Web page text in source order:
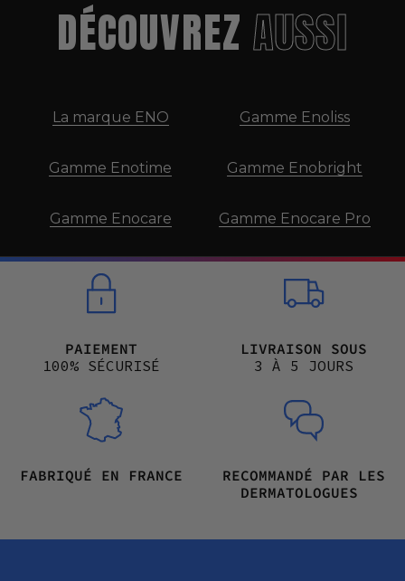
DÉCOUVREZAUSSI
La marque ENO Gamme Enoliss
Gamme Enotime Gamme Enobright
Gamme Enocare Gamme Enocare Pro
PAIEMENT
100% SÉCURISÉ
LIVRAISON SOUS
3 À 5 JOURS
FABRIQUÉ EN FRANCE
RECOMMANDÉ PAR LES
DERMATOLOGUES